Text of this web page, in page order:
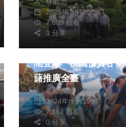
2025年九月30日
7,609 觀看
3 分享
生活 健康及醫療
美食
大園甘藷評鑑活動熱
鬧登場 桃園優質甘
藷推廣全臺
季從茂
2024年十月19日
7,362 觀看
0 分享